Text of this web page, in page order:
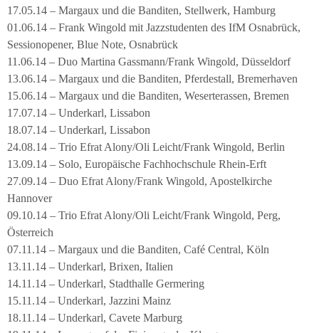
17.05.14 – Margaux und die Banditen, Stellwerk, Hamburg
01.06.14 – Frank Wingold mit Jazzstudenten des IfM Osnabrück,
Sessionopener, Blue Note, Osnabrück
11.06.14 – Duo Martina Gassmann/Frank Wingold, Düsseldorf
13.06.14 – Margaux und die Banditen, Pferdestall, Bremerhaven
15.06.14 – Margaux und die Banditen, Weserterassen, Bremen
17.07.14 – Underkarl, Lissabon
18.07.14 – Underkarl, Lissabon
24.08.14 – Trio Efrat Alony/Oli Leicht/Frank Wingold, Berlin
13.09.14 – Solo, Europäische Fachhochschule Rhein-Erft
27.09.14 – Duo Efrat Alony/Frank Wingold, Apostelkirche
Hannover
09.10.14 – Trio Efrat Alony/Oli Leicht/Frank Wingold, Perg,
Österreich
07.11.14 – Margaux und die Banditen, Café Central, Köln
13.11.14 – Underkarl, Brixen, Italien
14.11.14 – Underkarl, Stadthalle Germering
15.11.14 – Underkarl, Jazzini Mainz
18.11.14 – Underkarl, Cavete Marburg